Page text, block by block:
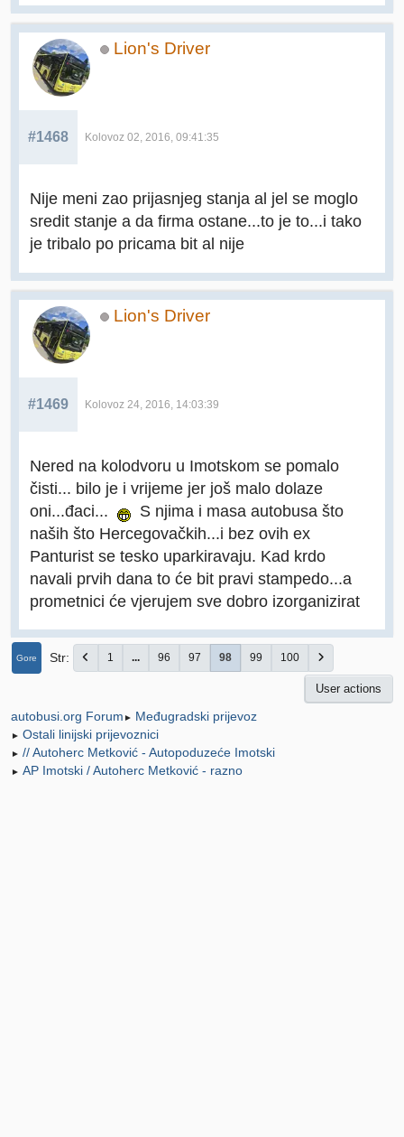
Lion's Driver
#1468 Kolovoz 02, 2016, 09:41:35
Nije meni zao prijasnjeg stanja al jel se moglo
sredit stanje a da firma ostane...to je to...i tako
je tribalo po pricama bit al nije
Lion's Driver
#1469 Kolovoz 24, 2016, 14:03:39
Nered na kolodvoru u Imotskom se pomalo
čisti... bilo je i vrijeme jer još malo dolaze
oni...đaci...
S njima i masa autobusa što
naših što Hercegovačkih...i bez ovih ex
Panturist se tesko uparkiravaju. Kad krdo
navali prvih dana to će bit pravi stampedo...a
prometnici će vjerujem sve dobro izorganizirat
Gore Str 1 ... 96 97 98 99 100
User actions
autobusi.org Forum ► Međugradski prijevoz
► Ostali linijski prijevoznici
► // Autoherc Metković - Autopoduzeće Imotski
► AP Imotski / Autoherc Metković - razno